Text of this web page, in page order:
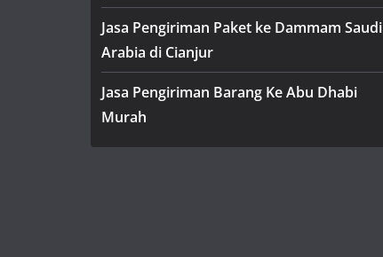
Jasa Pengiriman Paket ke Dammam Saudi
Arabia di Cianjur
Jasa Pengiriman Barang Ke Abu Dhabi
Murah